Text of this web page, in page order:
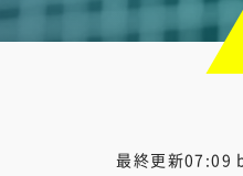
最終更新07:09